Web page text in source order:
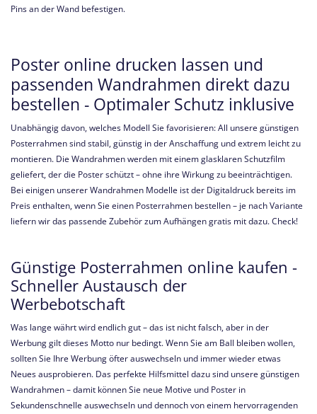
Pins an der Wand befestigen.
Poster online drucken lassen und
passenden Wandrahmen direkt dazu
bestellen - Optimaler Schutz inklusive
Unabhängig davon, welches Modell Sie favorisieren: All unsere günstigen
Posterrahmen sind stabil, günstig in der Anschaffung und extrem leicht zu
montieren. Die Wandrahmen werden mit einem glasklaren Schutzfilm
geliefert, der die Poster schützt – ohne ihre Wirkung zu beeinträchtigen.
Bei einigen unserer Wandrahmen Modelle ist der Digitaldruck bereits im
Preis enthalten, wenn Sie einen Posterrahmen bestellen – je nach Variante
liefern wir das passende Zubehör zum Aufhängen gratis mit dazu. Check!
Günstige Posterrahmen online kaufen -
Schneller Austausch der
Werbebotschaft
Was lange währt wird endlich gut – das ist nicht falsch, aber in der
Werbung gilt dieses Motto nur bedingt. Wenn Sie am Ball bleiben wollen,
sollten Sie Ihre Werbung öfter auswechseln und immer wieder etwas
Neues ausprobieren. Das perfekte Hilfsmittel dazu sind unsere günstigen
Wandrahmen – damit können Sie neue Motive und Poster in
Sekundenschnelle auswechseln und dennoch von einem hervorragenden